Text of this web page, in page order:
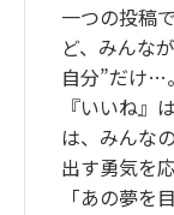
一つの投稿
ど、みんな
自分”だけ…
『いいね』
は、みんな
出す勇気を
「あの夢を